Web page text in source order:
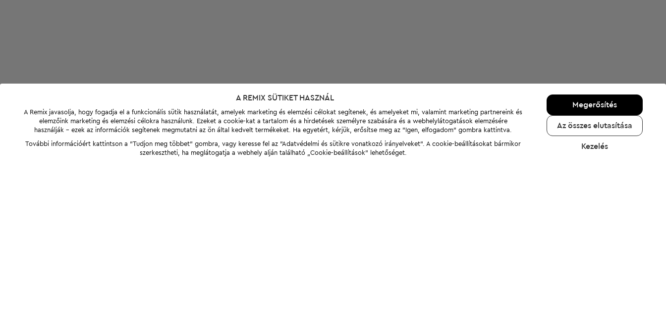
A REMIX SÜTIKET HASZNÁL
A Remix javasolja, hogy fogadja el a funkcionális sütik használatát, amelyek marketing és elemzési célokat segítenek, és amelyeket mi, valamint marketing partnereink és
elemzőink marketing és elemzési célokra használunk. Ezeket a cookie-kat a tartalom és a hirdetések személyre szabására és a webhelylátogatások elemzésére
használják - ezek az információk segítenek megmutatni az ön által kedvelt termékeket. Ha egyetért, kérjük, erősítse meg az "Igen, elfogadom" gombra kattintva.
További információért kattintson a "Tudjon meg többet" gombra, vagy keresse fel az "Adatvédelmi és sütikre vonatkozó irányelveket". A cookie-beállításokat bármikor
szerkesztheti, ha meglátogatja a webhely alján található „Cookie-beállítások” lehetőséget.
Megerősítés
Az összes elutasítása
Kezelés